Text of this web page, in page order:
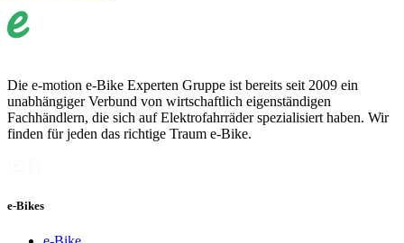
Die e-motion e-Bike Experten Gruppe ist bereits seit 2009 ein
unabhängiger Verbund von wirtschaftlich eigenständigen
Fachhändlern, die sich auf Elektrofahrräder spezialisiert haben. Wir
finden für jeden das richtige Traum e-Bike.
e-Bikes